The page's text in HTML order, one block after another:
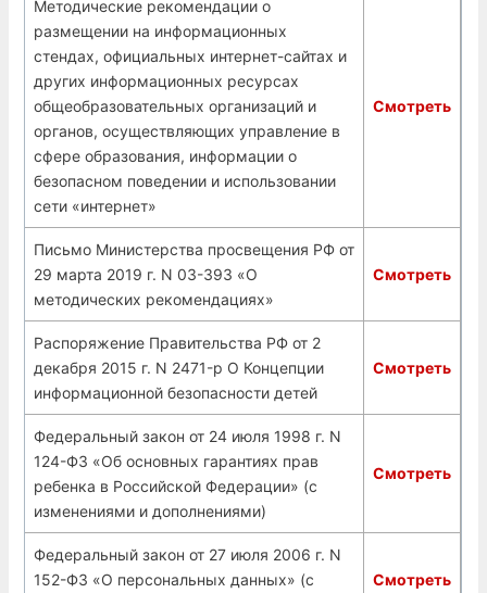
Методические рекомендации о
размещении на информационных
стендах, официальных интернет-сайтах и
других информационных ресурсах
общеобразовательных организаций и
органов, осуществляющих управление в
сфере образования, информации о
безопасном поведении и использовании
сети «интернет»
Смотреть
Письмо Министерства просвещения РФ от
29 марта 2019 г. N 03-393 «О
методических рекомендациях»
Смотреть
Распоряжение Правительства РФ от 2
декабря 2015 г. N 2471-р О Концепции
информационной безопасности детей
Смотреть
Федеральный закон от 24 июля 1998 г. N
124-ФЗ «Об основных гарантиях прав
ребенка в Российской Федерации» (с
изменениями и дополнениями)
Смотреть
Федеральный закон от 27 июля 2006 г. N
152-ФЗ «О персональных данных» (с
Смотреть